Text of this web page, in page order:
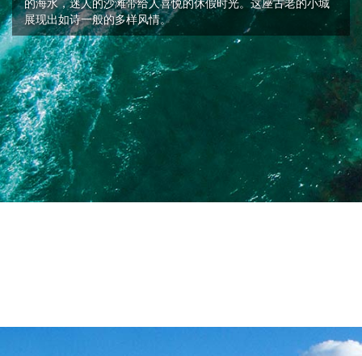
的海水，迷人的沙滩带给人喜悦的休假时光。这座古老的小城
展现出如诗一般的多样风情。